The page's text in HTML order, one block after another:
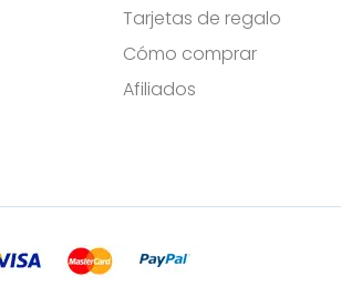
Tarjetas de regalo
Cómo comprar
Afiliados